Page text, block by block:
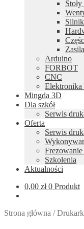
Arduino
FORBOT
CNC
Mingda 3D
Dla szkół
Serwis
Oferta
Serwis
Szkolenia
Aktualności
0,00 zł 0 Produkt
Strona główna /